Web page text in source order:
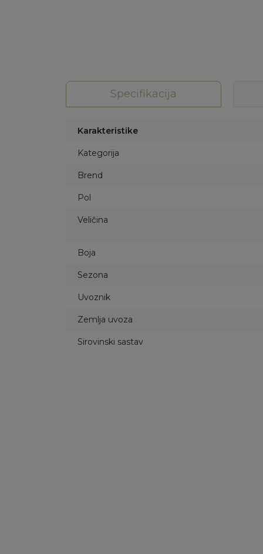
Specifikacija
Karakteristike
Kategorija
Brend
Pol
Veličina
Boja
Sezona
Uvoznik
Zemlja uvoza
Sirovinski sastav